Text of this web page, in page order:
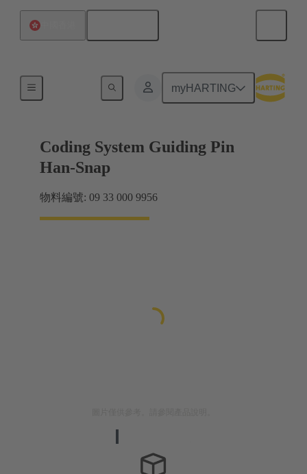
myHARTING
Coding System Guiding Pin
Han-Snap
物料編號: 09 33 000 9956